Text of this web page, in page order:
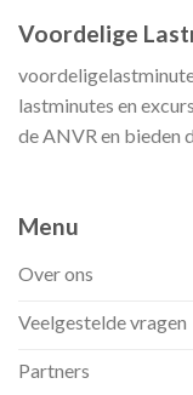
Voordelige
lastminutes en
de ANVR en bieden
Menu
Over ons
Veelgestelde vragen
Partners